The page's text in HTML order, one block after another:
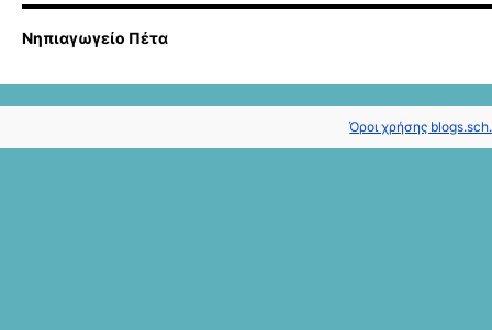
Νηπιαγωγείο Πέτα
Όροι χρήσης